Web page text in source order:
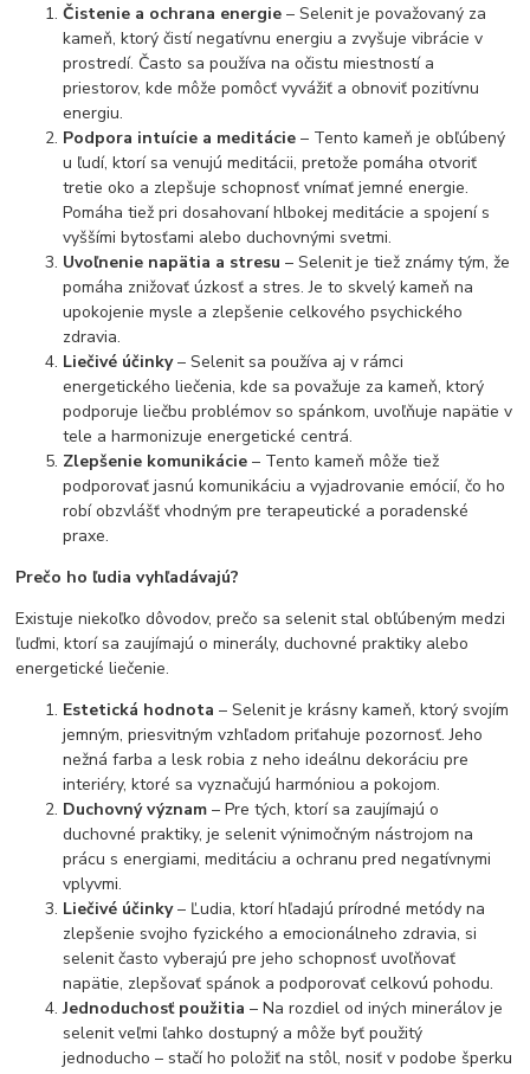
Čistenie a ochrana energie – Selenit je považovaný za
kameň, ktorý čistí negatívnu energiu a zvyšuje vibrácie v
prostredí. Často sa používa na očistu miestností a
priestorov, kde môže pomôcť vyvážiť a obnoviť pozitívnu
energiu.
Podpora intuície a meditácie – Tento kameň je obľúbený
u ľudí, ktorí sa venujú meditácii, pretože pomáha otvoriť
tretie oko a zlepšuje schopnosť vnímať jemné energie.
Pomáha tiež pri dosahovaní hlbokej meditácie a spojení s
vyššími bytosťami alebo duchovnými svetmi.
Uvoľnenie napätia a stresu – Selenit je tiež známy tým, že
pomáha znižovať úzkosť a stres. Je to skvelý kameň na
upokojenie mysle a zlepšenie celkového psychického
zdravia.
Liečivé účinky– Selenit sa používa aj v rámci
energetického liečenia, kde sa považuje za kameň, ktorý
podporuje liečbu problémov so spánkom, uvoľňuje napätie v
tele a harmonizuje energetické centrá.
Zlepšenie komunikácie – Tento kameň môže tiež
podporovať jasnú komunikáciu a vyjadrovanie emócií, čo ho
robí obzvlášť vhodným pre terapeutické a poradenské
praxe.
Prečo ho ľudia vyhľadávajú?
Existuje niekoľko dôvodov, prečo sa selenit stal obľúbeným medzi
ľuďmi, ktorí sa zaujímajú o minerály, duchovné praktiky alebo
energetické liečenie.
Estetická hodnota – Selenit je krásny kameň, ktorý svojím
jemným, priesvitným vzhľadom priťahuje pozornosť. Jeho
nežná farba a lesk robia z neho ideálnu dekoráciu pre
interiéry, ktoré sa vyznačujú harmóniou a pokojom.
Duchovný význam – Pre tých, ktorí sa zaujímajú o
duchovné praktiky, je selenit výnimočným nástrojom na
prácu s energiami, meditáciu a ochranu pred negatívnymi
vplyvmi.
Liečivé účinky– Ľudia, ktorí hľadajú prírodné metódy na
zlepšenie svojho fyzického a emocionálneho zdravia, si
selenit často vyberajú pre jeho schopnosť uvoľňovať
napätie, zlepšovať spánok a podporovať celkovú pohodu.
Jednoduchosť použitia – Na rozdiel od iných minerálov je
selenit veľmi ľahko dostupný a môže byť použitý
jednoducho – stačí ho položiť na stôl, nosiť v podobe šperku